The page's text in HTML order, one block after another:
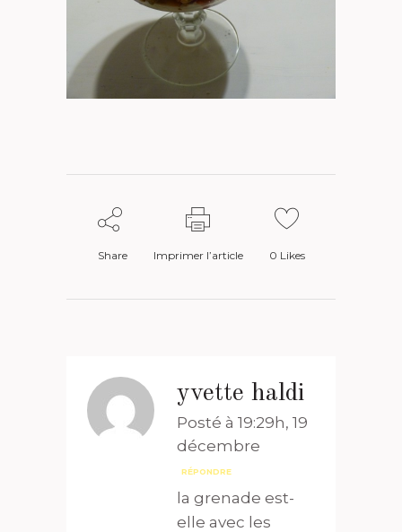
Share Imprimer l’article 0 Likes
yvette haldi
Posté à 19:29h, 19
décembre
RÉPONDRE
la grenade est-
elle avec les